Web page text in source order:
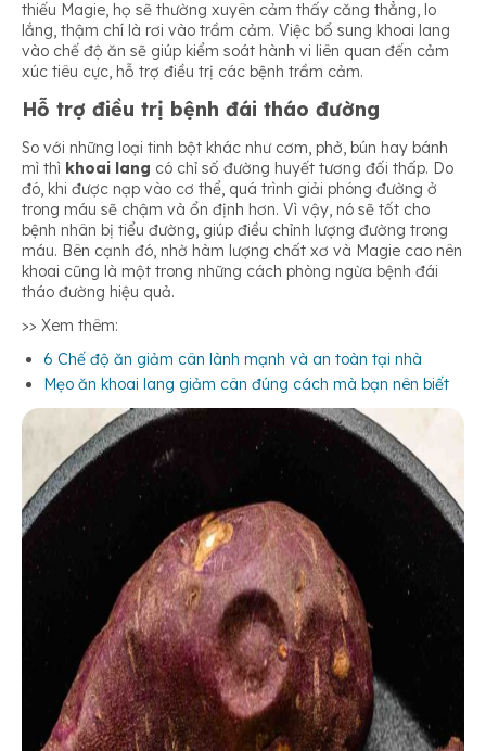
thiếu Magie, họ sẽ thường xuyên cảm thấy căng thẳng, lo
lắng, thậm chí là rơi vào trầm cảm. Việc bổ sung khoai lang
vào chế độ ăn sẽ giúp kiểm soát hành vi liên quan đến cảm
xúc tiêu cực, hỗ trợ điều trị các bệnh trầm cảm.
Hỗ trợ điều trị bệnh đái tháo đường
So với những loại tinh bột khác như cơm, phở, bún hay bánh
mì thì khoai lang có chỉ số đường huyết tương đối thấp. Do
đó, khi được nạp vào cơ thể, quá trình giải phóng đường ở
trong máu sẽ chậm và ổn định hơn. Vì vậy, nó sẽ tốt cho
bệnh nhân bị tiểu đường, giúp điều chỉnh lượng đường trong
máu. Bên cạnh đó, nhờ hàm lượng chất xơ và Magie cao nên
khoai cũng là một trong những cách phòng ngừa bệnh đái
tháo đường hiệu quả.
>> Xem thêm:
6 Chế độ ăn giảm cân lành mạnh và an toàn tại nhà
Mẹo ăn khoai lang giảm cân đúng cách mà bạn nên biết